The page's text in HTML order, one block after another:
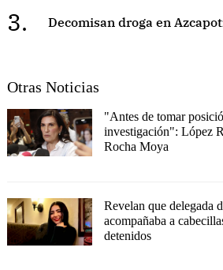
3. Decomisan droga en
Otras Noticias
"Antes de tomar
investigación": López
Rocha Moya
Revelan que delegada
acompañaba a
detenidos